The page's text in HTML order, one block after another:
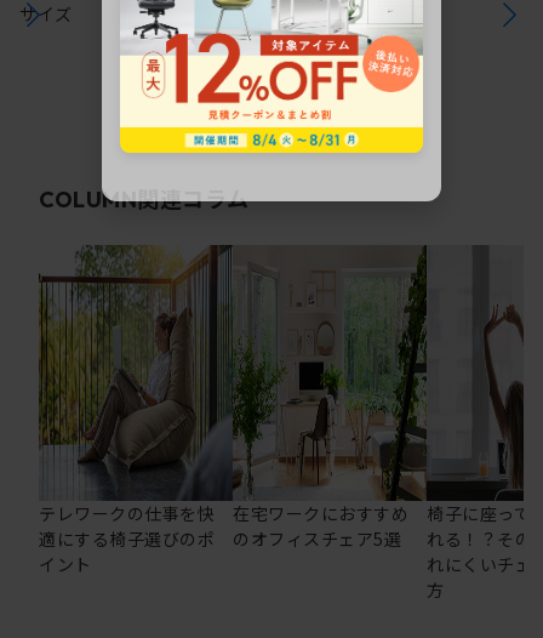
サイズ
COLUMN関連コラム
テレワークの仕事を快
適にする椅子選びのポ
イント
在宅ワークにおすすめ
のオフィスチェア5選
椅子に座って
れる！？その
れにくいチェ
方